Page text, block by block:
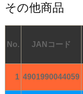
その他商品
No. JANコード
1 4901990044059